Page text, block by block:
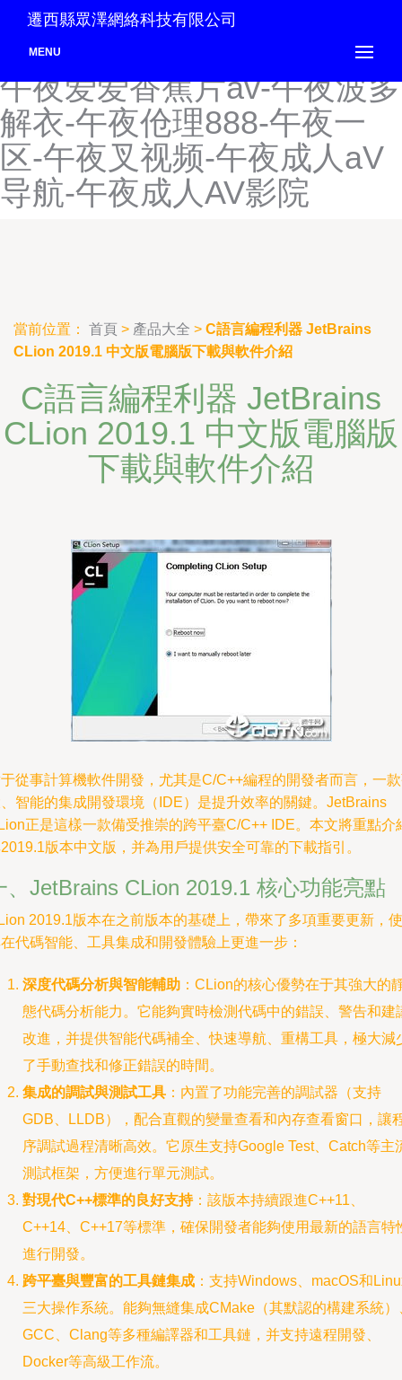
午夜A片福利在线观看-午夜
h片在线看-午夜uu福利视频-
午夜爱爱香蕉片av-午夜波多
解衣-午夜伧理888-午夜一
区-午夜叉视频-午夜成人aV
导航-午夜成人AV影院
遷西縣眾澤網絡科技有限公司
MENU
當前位置： 首頁 > 產品大全 > C語言編程利器 JetBrains
CLion 2019.1 中文版電腦版下載與軟件介紹
C語言編程利器 JetBrains
CLion 2019.1 中文版電腦版
下載與軟件介紹
從事計算機軟件開發，尤其是C/C++編程的開發者而言，一
智能的集成開發環境（IDE）是提升效率的關鍵。JetBrains
正是這樣一款備受推崇的跨平臺C/C++ IDE。本文將重點介
版本中文版，并為用戶提供安全可靠的下載指引。
、JetBrains CLion 2019.1 核心功能亮點
2019.1版本在之前版本的基礎上，帶來了多項重要更新，使
代碼智能、工具集成和開發體驗上更進一步：
深度代碼分析與智能輔助 ：CLion的核心優勢在于其強大的
態代碼分析能力。它能夠實時檢測代碼中的錯誤、警告和建
改進，并提供智能代碼補全、快速導航、重構工具，極大減
了手動查找和修正錯誤的時間。
集成的調試與測試工具 ：內置了功能完善的調試器（支持
GDB、LLDB），配合直觀的變量查看和內存查看窗口，讓
序調試過程清晰高效。它原生支持Google Test、Catch等主
測試框架，方便進行單元測試。
對現代C++標準的良好支持：該版本持續跟進C++11、
C++14、C++17等標準，確保開發者能夠使用最新的語言特
進行開發。
跨平臺與豐富的工具鏈集成 ：支持Windows、macOS和
三大操作系統。能夠無縫集成CMake（其默認的構建系統）
GCC、Clang等多種編譯器和工具鏈，并支持遠程開發、
Docker等高級工作流。